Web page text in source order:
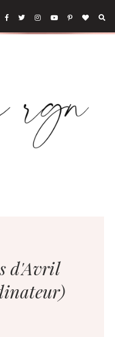
d'Avril